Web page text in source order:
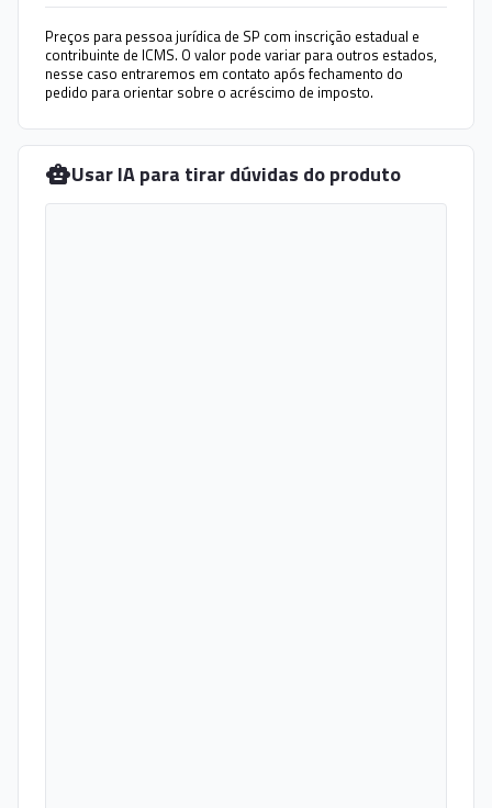
Preços para pessoa jurídica de SP com inscrição estadual e
contribuinte de ICMS. O valor pode variar para outros estados,
nesse caso entraremos em contato após fechamento do
pedido para orientar sobre o acréscimo de imposto.
Usar IA para tirar dúvidas do produto